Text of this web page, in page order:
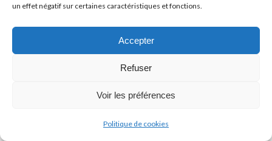
un effet négatif sur certaines caractéristiques et fonctions.
Accepter
Refuser
Voir les préférences
Politique de cookies